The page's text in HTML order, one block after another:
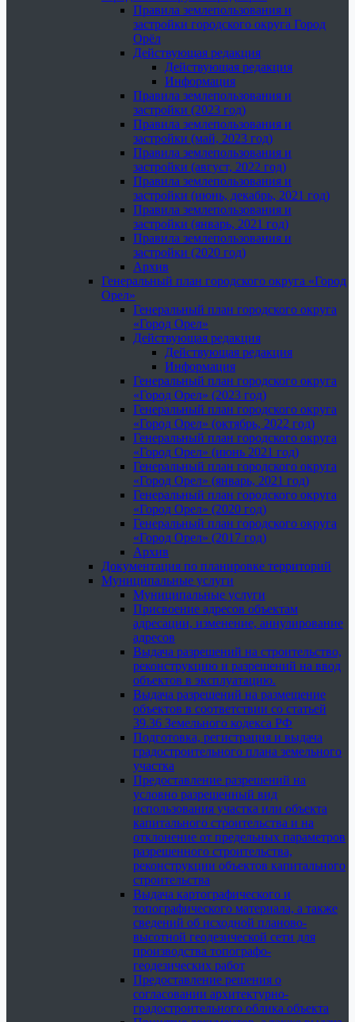
Правила землепользования и
застройки городского округа Город
Орёл
Действующая редакция
Действующая редакция
Информация
Правила землепользования и
застройки (2023 год)
Правила землепользования и
застройки (май, 2023 год)
Правила землепользования и
застройки (август, 2022 год)
Правила землепользования и
застройки (июнь, декабрь, 2021 год)
Правила землепользования и
застройки (январь, 2021 год)
Правила землепользования и
застройки (2020 год)
Архив
Генеральный план городского округа «Город
Орел»
Генеральный план городского округа
«Город Орел»
Действующая редакция
Действующая редакция
Информация
Генеральный план городского округа
«Город Орел» (2023 год)
Генеральный план городского округа
«Город Орел» (октябрь, 2022 год)
Генеральный план городского округа
«Город Орел» (июнь 2021 год)
Генеральный план городского округа
«Город Орел» (январь, 2021 год)
Генеральный план городского округа
«Город Орел» (2020 год)
Генеральный план городского округа
«Город Орел» (2017 год)
Архив
Документация по планировке территорий
Муниципальные услуги
Муниципальные услуги
Присвоение адресов объектам
адресации, изменение, аннулирование
адресов
Выдача разрешений на строительство,
реконструкцию и разрешений на ввод
объектов в эксплуатацию.
Выдача разрешений на размещение
объектов в соответствии со статьей
39.36 Земельного кодекса РФ
Подготовка, регистрация и выдача
градостроительного плана земельного
участка
Предоставление разрешений на
условно разрешенный вид
использования участка или объекта
капитального строительства и на
отклонение от предельных параметров
разрешенного строительства,
реконструкции объектов капитального
строительства
Выдача картографического и
топографического материала, а также
сведений об исходной планово-
высотной геодезической сети для
производства топографо-
геодезических работ
Предоставление решения о
согласовании архитектурно-
градостроительного облика объекта